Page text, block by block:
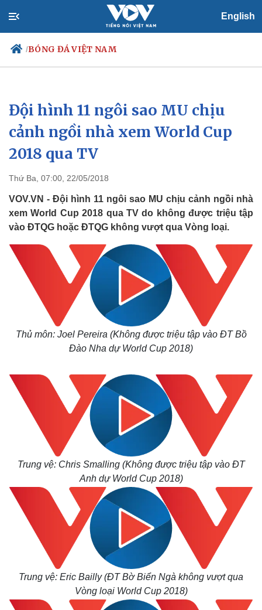
English
/BÓNG ĐÁ VIỆT NAM
Chính trị
Đảng
Tổ chức nhân sự
Quốc hội
Nhận diện sự thật
Xã hội
Tin 24h
Dự báo thời tiết
Đội hình 11 ngôi sao MU chịu
cảnh ngồi nhà xem World Cup
2018 qua TV
Thứ Ba, 07:00, 22/05/2018
VOV.VN - Đội hình 11 ngôi sao MU chịu cảnh ngồi nhà
xem World Cup 2018 qua TV do không được triệu tập
vào ĐTQG hoặc ĐTQG không vượt qua Vòng loại.
Thủ môn: Joel Pereira (Không được triệu tập vào ĐT Bồ
Đào Nha dự World Cup 2018)
Trung vệ: Chris Smalling (Không được triệu tập vào ĐT
Anh dự World Cup 2018)
Trung vệ: Eric Bailly (ĐT Bờ Biển Ngà không vượt qua
Vòng loại World Cup 2018)